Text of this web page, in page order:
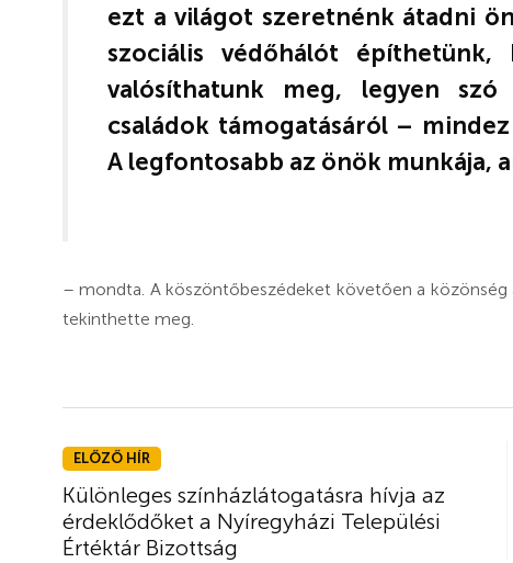
ezt a világot szeretnénk átadni
szociális védőhálót építhetünk,
valósíthatunk meg, legyen szó
családok támogatásáról –
A legfontosabb az önök munkája,
– mondta. A köszöntőbeszédeket követően a
tekinthette meg.
ELŐZŐ HÍR
Különleges színházlátogatásra hívja az
érdeklődőket a Nyíregyházi Települési
Értéktár Bizottság